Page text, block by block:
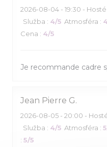
2026-08-04 - 19:30 -
Služba : 4/5 Atmosféra :
Cena : 4/5
Je recommande cadre
Jean Pierre G
2026-08-05 - 20:00 -
Služba : 4/5 Atmosféra : 5
: 5/5